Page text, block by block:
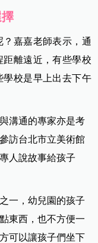
嘉嘉老師表示，通
離遠近，有些學校
學校是早上出去下午
溝通的專家亦是考
訪台北市立美術館
人說故事給孩子
一，幼兒園的孩子
東西，也不方便一
可以讓孩子們坐下